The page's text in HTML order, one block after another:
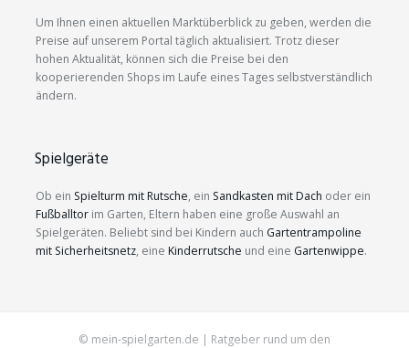
Um Ihnen einen aktuellen Marktüberblick zu geben, werden die
Preise auf unserem Portal täglich aktualisiert. Trotz dieser
hohen Aktualität, können sich die Preise bei den
kooperierenden Shops im Laufe eines Tages selbstverständlich
ändern.
Spielgeräte
Ob ein Spielturm mit Rutsche, ein Sandkasten mit Dach oder ein
Fußballtor im Garten, Eltern haben eine große Auswahl an
Spielgeräten. Beliebt sind bei Kindern auch Gartentrampoline
mit Sicherheitsnetz, eine Kinderrutsche und eine Gartenwippe.
© mein-spielgarten.de | Ratgeber rund um den